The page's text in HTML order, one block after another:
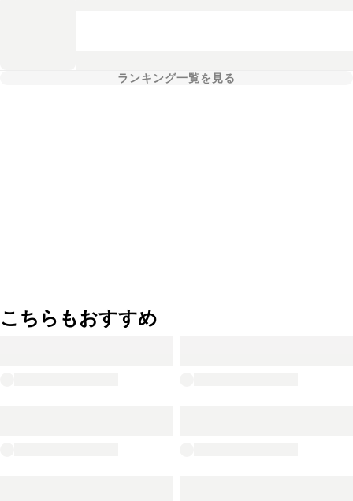
ランキング一覧を見る
こちらもおすすめ